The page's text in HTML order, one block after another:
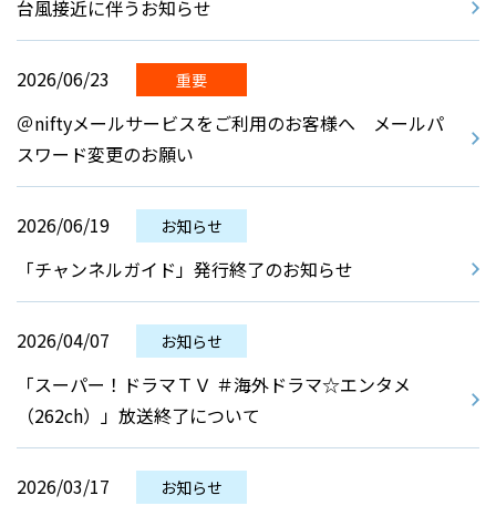
台風接近に伴うお知らせ
2026/06/23 重要
＠niftyメールサービスをご利用のお客様へ メールパ
スワード変更のお願い
2026/06/19 お知らせ
「チャンネルガイド」発行終了のお知らせ
2026/04/07 お知らせ
「スーパー！ドラマＴＶ ＃海外ドラマ☆エンタメ
（262ch）」放送終了について
2026/03/17 お知らせ